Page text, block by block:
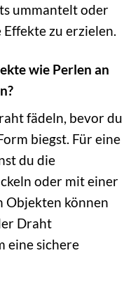
ummantelt oder
zu erzielen.
wie Perlen an
fädeln, bevor du
biegst. Für eine
du die
oder mit einer
Objekten können
Draht
eine sichere